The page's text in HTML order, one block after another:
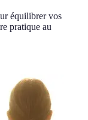
équilibrer vos
pratique au